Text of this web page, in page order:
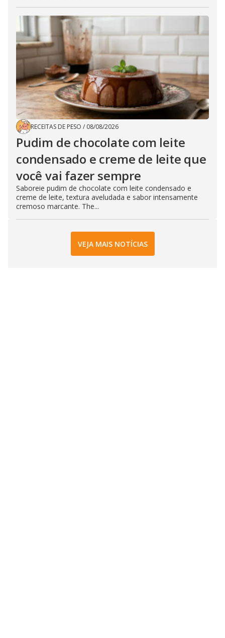
RECEITAS DE PESO / 08/08/2026
Pudim de chocolate com leite
condensado e creme de leite que
você vai fazer sempre
Saboreie pudim de chocolate com leite condensado e
creme de leite, textura aveludada e sabor intensamente
cremoso marcante. The...
VEJA MAIS NOTÍCIAS